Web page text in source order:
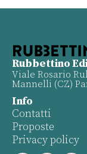
Rubbettino
Viale Rosario
Mannelli (CZ)
Info
Contatti
Proposte
Privacy policy